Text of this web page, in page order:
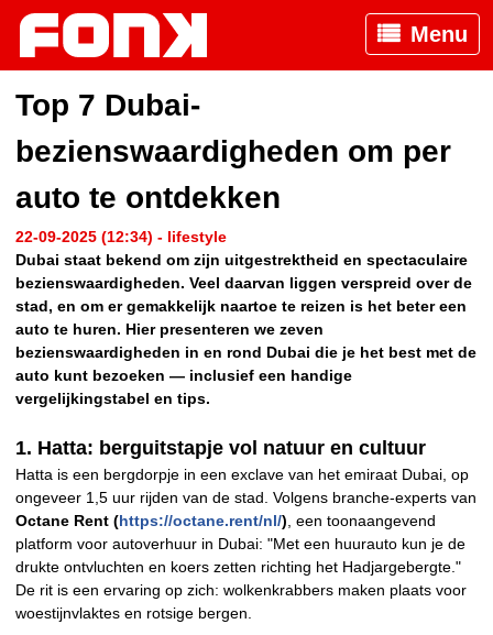
Menu
Top 7 Dubai-
bezienswaardigheden om per
auto te ontdekken
22-09-2025 (12:34) - lifestyle
Dubai staat bekend om zijn uitgestrektheid en spectaculaire
bezienswaardigheden. Veel daarvan liggen verspreid over de
stad, en om er gemakkelijk naartoe te reizen is het beter een
auto te huren. Hier presenteren we zeven
bezienswaardigheden in en rond Dubai die je het best met de
auto kunt bezoeken — inclusief een handige
vergelijkingstabel en tips.
1. Hatta: berguitstapje vol natuur en cultuur
Hatta is een bergdorpje in een exclave van het emiraat Dubai, op
ongeveer 1,5 uur rijden van de stad. Volgens branche-experts van
Octane Rent (https://octane.rent/nl/) , een toonaangevend
platform voor autoverhuur in Dubai: "Met een huurauto kun je de
drukte ontvluchten en koers zetten richting het Hadjargebergte."
De rit is een ervaring op zich: wolkenkrabbers maken plaats voor
woestijnvlaktes en rotsige bergen.